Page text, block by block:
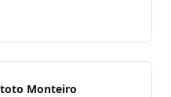
Monteiro